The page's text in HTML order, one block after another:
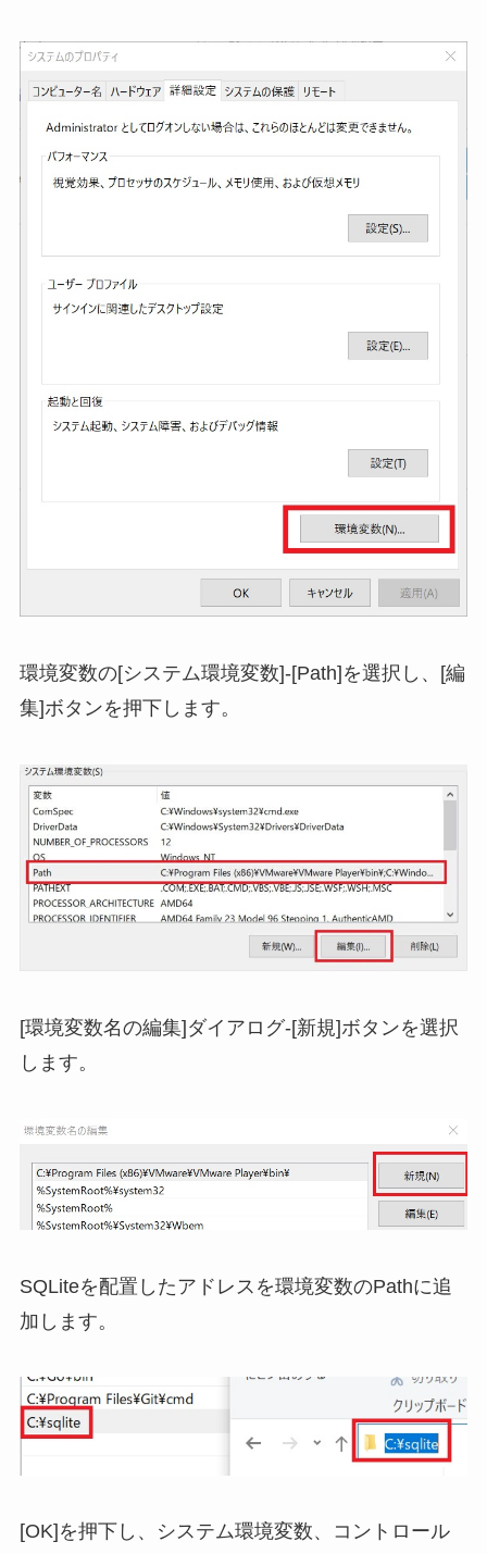
環境変数の[システム環境変数]-[Path]を選択し、[編
集]ボタンを押下します。
[環境変数名の編集]ダイアログ-[新規]ボタンを選択
します。
SQLiteを配置したアドレスを環境変数のPathに追
加します。
[OK]を押下し、システム環境変数、コントロール